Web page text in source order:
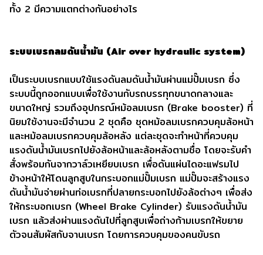
ทั้ง 2 มีความแตกต่างกันอย่างไร
ระบบเบรกลมดันน้ำมัน (Air over hydraulic system)
เป็นระบบเบรกแบบใช้แรงดันลมดันน้ำมันผ่านแม่ปั๊มเบรก ซึ่ง
ระบบนี้ถูกออกแบบเพื่อใช้งานกับรถบรรทุกขนาดกลางและ
ขนาดใหญ่ รวมถึงอุปกรณ์หม้อลมเบรก (Brake booster) ที่
นิยมใช้งานจะมีจำนวน 2 ชุดคือ ชุดหม้อลมเบรกควบคุมล้อหน้า
และหม้อลมเบรกควบคุมล้อหลัง แต่ละชุดจะทำหน้าที่ควบคุม
แรงดันน้ำมันเบรกไปยังล้อหน้าและล้อหลังตามชื่อ โดยจะรับคำ
สั่งพร้อมกันจากวาล์วเหยียบเบรก เพื่อดันแผ่นไดอะแฟรมไป
ข้างหน้าให้โดนลูกสูบในกระบอกแม่ปั๊มเบรก แม่ปั๊มจะสร้างแรง
ดันน้ำมันจ่ายผ่านท่อเบรกที่ปลายกระบอกไปยังล้อต่างๆ เพื่อส่ง
ให้กระบอกเบรก (Wheel Brake Cylinder) รับแรงดันน้ำมัน
เบรก แล้วส่งผ่านแรงดันไปที่ลูกสูบเพื่อถ่างก้ามเบรกให้ขยาย
ตัวจนสัมผัสกับจานเบรก โดยการควบคุมของคนขับรถ